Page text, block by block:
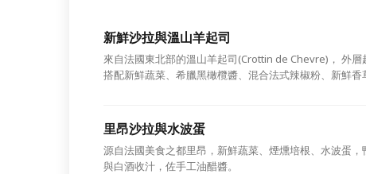
新鮮沙拉與溫山羊起司
來自法國東北部的溫山羊起司(Crottin de Chevre)， 外層
搭配新鮮蔬菜、希臘黑橄欖醬、混合法式辣椒粉、新鮮香
里昂沙拉與水波蛋
源自法國美食之都里昂，新鮮蔬菜、煙燻培根、水波蛋
與白酒收汁，佐手工油醋醬。